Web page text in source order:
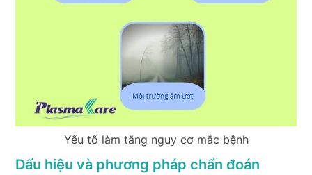
Yếu tố làm tăng nguy cơ mắc bệnh
Dấu hiệu và phương pháp chẩn đoán